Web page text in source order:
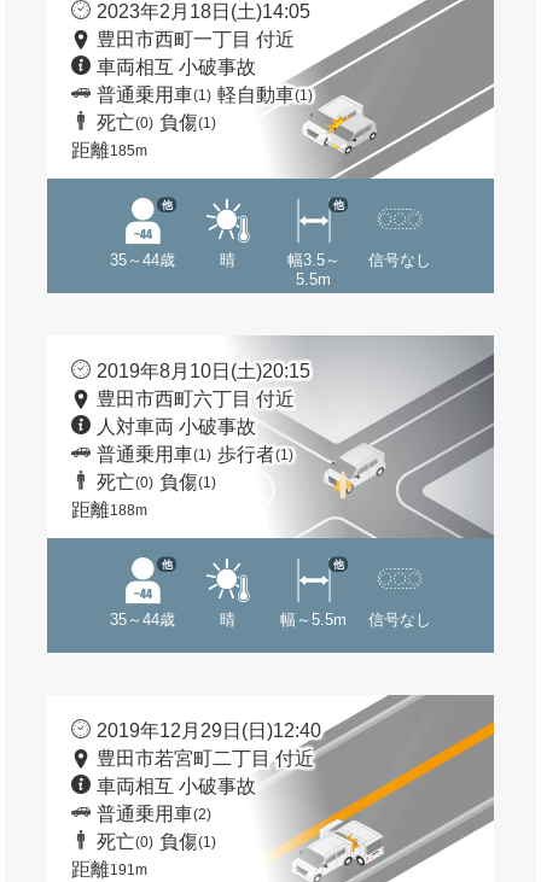
2023年2月18日(土)14:05
豊田市西町一丁目 付近
車両相互 小破事故
普通乗用車(1) 軽自動車(1)
死亡(0) 負傷(1)
距離185m
35～44歳
他
晴
幅3.5～
5.5m
他
信号なし
2019年8月10日(土)20:15
豊田市西町六丁目 付近
人対車両 小破事故
普通乗用車(1) 歩行者(1)
死亡(0) 負傷(1)
距離188m
35～44歳
他
晴 幅～5.5m
他
信号なし
2019年12月29日(日)12:40
豊田市若宮町二丁目 付近
車両相互 小破事故
普通乗用車(2)
死亡(0) 負傷(1)
距離191m